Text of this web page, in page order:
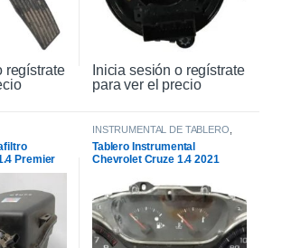
regístrate
Inicia sesión o regístrate
para ver el precio
Premier
INSTRUMENTAL DE TABLERO
Tablero Instrumental
Chevrolet Cruze 1.4 2021